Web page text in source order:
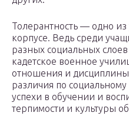
Толерантность — одно
корпусе. Ведь среди
разных социальных слоев
кадетское военное
отношения и
различия по социальному
успехи в обучении и
терпимости и культуры